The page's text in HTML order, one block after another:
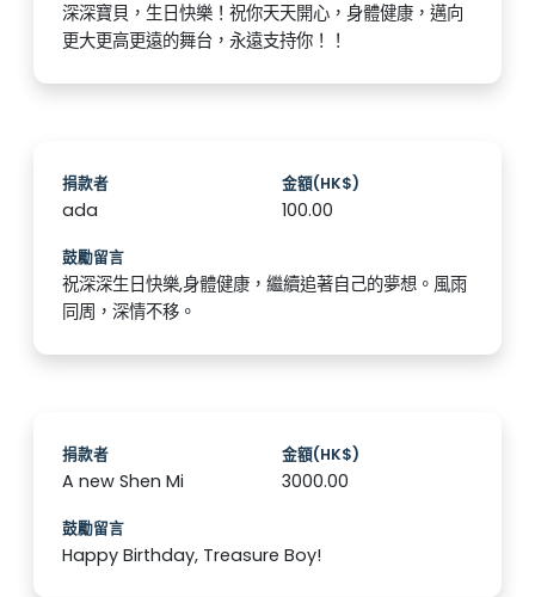
深深寶貝，生日快樂！祝你天天開心，身體健康，邁向
更大更高更遠的舞台，永遠支持你！！
捐款者
ada
金額(HK$)
100.00
鼓勵留言
祝深深生日快樂,身體健康，繼續追著自己的夢想。風雨
同周，深情不移。
捐款者
A new Shen Mi
金額(HK$)
3000.00
鼓勵留言
Happy Birthday, Treasure Boy!